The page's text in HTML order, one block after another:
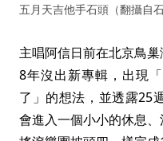
五月天吉他手石頭（翻攝自石
主唱阿信日前在北京鳥
8年沒出新專輯，出現
了」的想法，並透露25
會進入一個小小的休息